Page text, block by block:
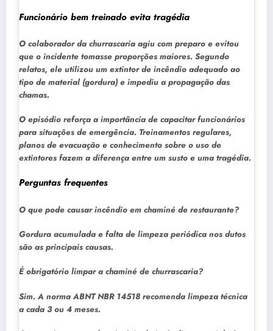
Funcionário bem treinado evita tragédia
O colaborador da churrascaria agiu com preparo e evitou
que o incidente tomasse proporções maiores. Segundo
relatos, ele utilizou um extintor de incêndio adequado ao
tipo de material (gordura) e impediu a propagação das
chamas.
O episódio reforça a importância de capacitar funcionários
para situações de emergência. Treinamentos regulares,
planos de evacuação e conhecimento sobre o uso de
extintores fazem a diferença entre um susto e uma tragédia.
Perguntas frequentes
O que pode causar incêndio em chaminé de restaurante?
Gordura acumulada e falta de limpeza periódica nos dutos
são as principais causas.
É obrigatório limpar a chaminé de churrascaria?
Sim. A norma ABNT NBR 14518 recomenda limpeza técnica
a cada 3 ou 4 meses.